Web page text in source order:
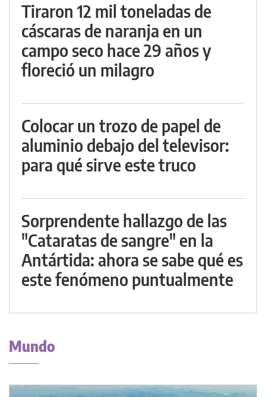
Tiraron 12 mil toneladas de
cáscaras de naranja en un
campo seco hace 29 años y
floreció un milagro
Colocar un trozo de papel de
aluminio debajo del televisor:
para qué sirve este truco
Sorprendente hallazgo de las
"Cataratas de sangre" en la
Antártida: ahora se sabe qué es
este fenómeno puntualmente
Mundo